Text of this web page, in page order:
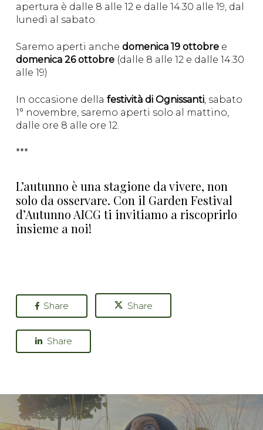
apertura è dalle 8 alle 12 e dalle 14.30 alle 19, dal
lunedì al sabato.
Saremo aperti anche domenica 19 ottobree
domenica 26 ottobre(dalle 8 alle 12 e dalle 14.30
alle 19)
In occasione della festività di Ognissanti, sabato
1° novembre, saremo aperti solo al mattino,
dalle ore 8 alle ore 12.
***
L’autunno è una stagione da vivere, non
solo da osservare. Con il Garden Festival
d’Autunno AICG ti invitiamo a riscoprirlo
insieme a noi!
Share Share
Share